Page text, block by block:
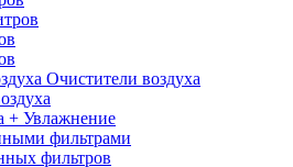
Очистители воздуха
+ Увлажнение
фильтрами
фильтров